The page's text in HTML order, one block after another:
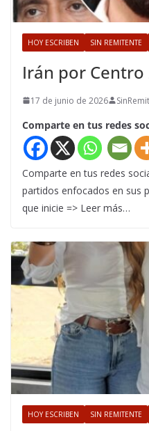
HOY ESCRIBEN SIN REMITENTE
Irán por Centro
17 de junio de 2026
Comparte en tus redes
Comparte en tus redes
partidos enfocados en sus
que inicie => Leer más…
HOY ESCRIBEN SIN REMITENTE